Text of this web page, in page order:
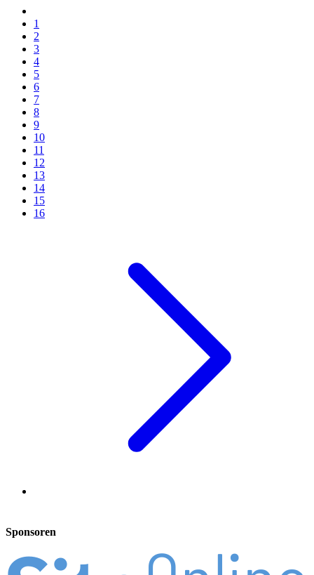
1
2
3
4
5
6
7
8
9
10
11
12
13
14
15
16
Sponsoren